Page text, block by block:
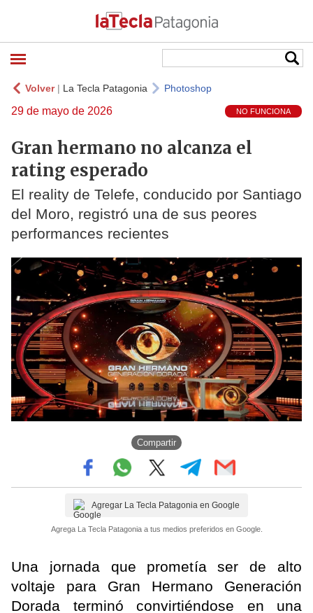
Volver| La Tecla Patagonia Photoshop
29 de mayo de 2026 NO FUNCIONA
Gran hermano no alcanza el
rating esperado
El reality de Telefe, conducido por Santiago
del Moro, registró una de sus peores
performances recientes
Compartir
Agregar La Tecla Patagonia en Google
Agrega La Tecla Patagonia a tus medios preferidos en Google.
Una jornada que prometía ser de alto
voltaje para Gran Hermano Generación
Dorada terminó convirtiéndose en una